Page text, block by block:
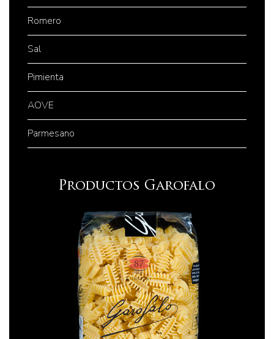
Romero
Sal
Pimienta
AOVE
Parmesano
Productos Garofalo